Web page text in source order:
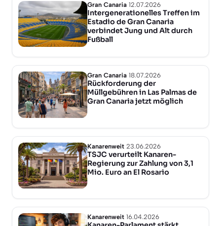
Gran Canaria 12.07.2026
Intergenerationelles Treffen im
Estadio de Gran Canaria
verbindet Jung und Alt durch
Fußball
Gran Canaria 18.07.2026
Rückforderung der
Müllgebühren in Las Palmas de
Gran Canaria jetzt möglich
Kanarenweit 23.06.2026
TSJC verurteilt Kanaren-
Regierung zur Zahlung von 3,1
Mio. Euro an El Rosario
Kanarenweit 16.04.2026